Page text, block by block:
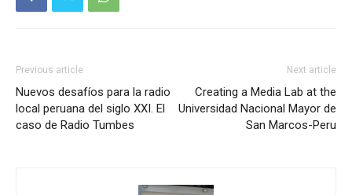
Previous article
Nuevos desafíos para la radio
local peruana del siglo XXI. El
caso de Radio Tumbes
Next article
Creating a Media Lab at the
Universidad Nacional Mayor de
San Marcos-Peru